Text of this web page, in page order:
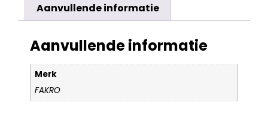
Aanvullende informatie
Aanvullende informatie
Merk
FAKRO